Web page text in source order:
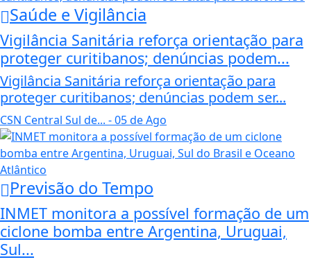
Saúde e Vigilância
Vigilância Sanitária reforça orientação para
proteger curitibanos; denúncias podem...
Vigilância Sanitária reforça orientação para
proteger curitibanos; denúncias podem ser...
CSN Central Sul de... - 05 de Ago
Previsão do Tempo
INMET monitora a possível formação de um
ciclone bomba entre Argentina, Uruguai,
Sul...